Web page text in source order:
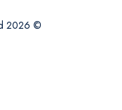
© 2026 Kza Meeza. All Rights Reserved